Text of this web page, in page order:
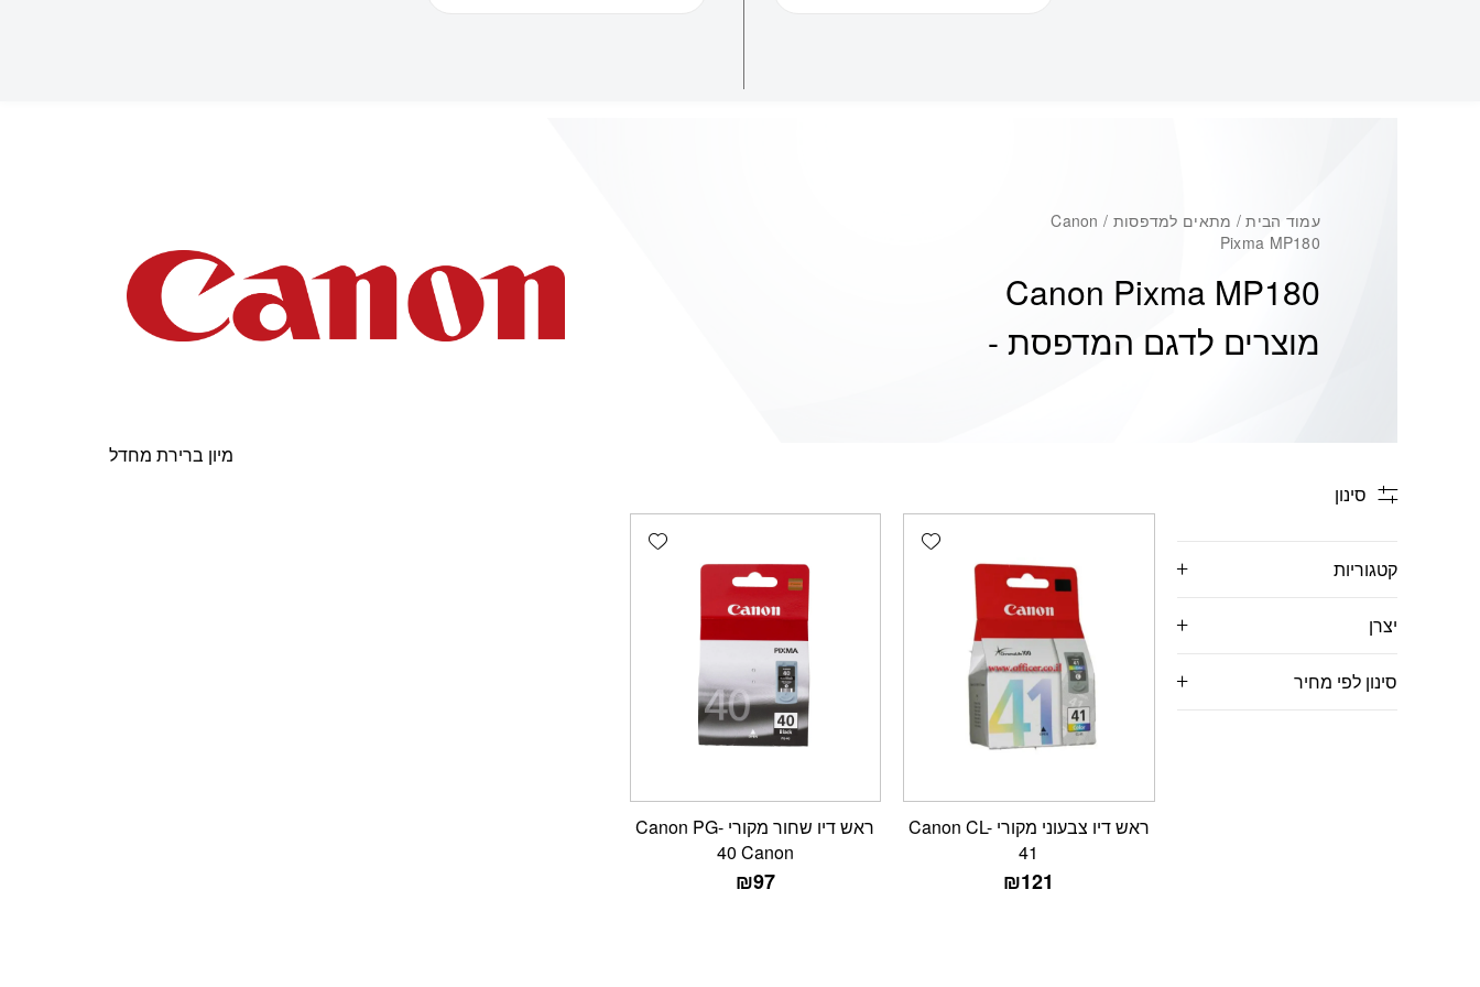
עמוד הבית
/ מתאים למדפסות / Canon
Pixma MP180
Canon Pixma MP180
מוצרים לדגם המדפסת -
סינון
קטגוריות
יצרן
סינון לפי מחיר
Add wishlist
ראש דיו צבעוני מקורי Canon CL-
41
₪121
Add wishlist
ראש דיו שחור מקורי Canon PG-
40 Canon
₪97